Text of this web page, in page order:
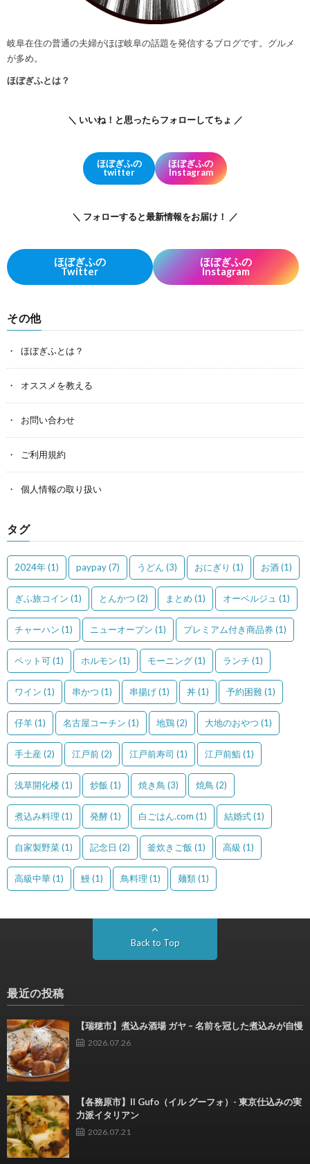
岐阜在住の普通の夫婦がほぼ岐阜の話題を発信するブログです。グルメ
が多め。
ほぼぎふとは？
＼ いいね！と思ったらフォローしてちょ ／
ほぼぎふの
twitter
ほぼぎふの
Instagram
＼ フォローすると最新情報をお届け！ ／
ほぼぎふの
Twitter
ほぼぎふの
Instagram
その他
ほぼぎふとは？
オススメを教える
お問い合わせ
ご利用規約
個人情報の取り扱い
タグ
2024年(1) paypay(7) うどん (3) おにぎり (1) お酒(1)
ぎふ旅コイン (1) とんかつ (2) まとめ (1) オーベルジュ (1)
チャーハン (1) ニューオープン (1) プレミアム付き商品券(1)
ペット可(1) ホルモン (1) モーニング(1) ランチ (1)
ワイン (1) 串かつ (1) 串揚げ(1) 丼(1) 予約困難(1)
仔羊(1) 名古屋コーチン (1) 地鶏(2) 大地のおやつ (1)
手土産 (2) 江戸前(2) 江戸前寿司 (1) 江戸前鮨(1)
浅草開化楼(1) 炒飯 (1) 焼き鳥 (3) 焼鳥 (2)
煮込み料理 (1) 発酵(1) 白ごはん.com (1) 結婚式(1)
自家製野菜(1) 記念日 (2) 釜炊きご飯 (1) 高級 (1)
高級中華(1) 鰻(1) 鳥料理 (1) 麺類(1)
Back to Top
最近の投稿
【瑞穂市】煮込み酒場 ガヤ – 名前を冠した煮込みが自慢
2026.07.26
【各務原市】Il Gufo（イル グーフォ）- 東京仕込みの実
力派イタリアン
2026.07.21